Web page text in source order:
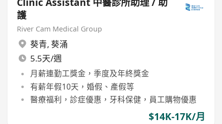
護
River Cam Medical Group
葵青, 葵涌
5.5天/週
月薪連勤工獎金，季度及年終獎金
有薪年假10天，婚假、產假等
醫療福利，診症優惠，牙科保健，員工購物優惠
$14K-17K/月